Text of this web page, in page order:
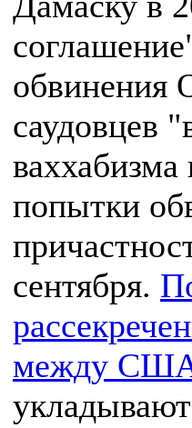
обвинения
саудовцев
попытки
сентября.
между